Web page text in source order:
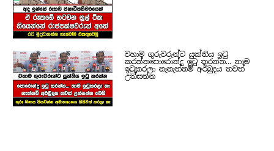
වහාම ගුරුවරුන්ට යුක්තිය ඉටු
කරන්නපොරොන්දු ඉටු කරන්න... තාම
ඉටුකරලා නෑනැත්නම් අර්බුදය තවත්
උත්සන්න